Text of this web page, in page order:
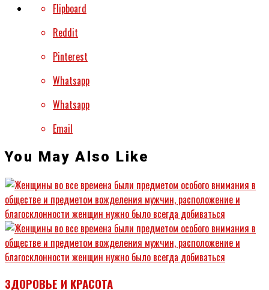
Flipboard
Reddit
Pinterest
Whatsapp
Whatsapp
Email
You May Also Like
ЗДОРОВЬЕ И КРАСОТА